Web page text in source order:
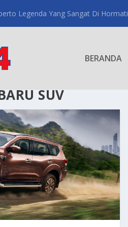
Legenda Yang Sangat Di Hormati
BERANDA
SUV